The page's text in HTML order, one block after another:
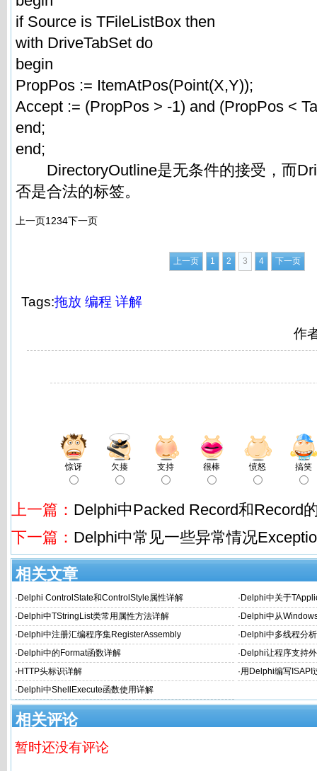
if Source is TFileListBox then
with DriveTabSet do
begin
PropPos := ItemAtPos(Point(X,Y));
Accept := (PropPos > -1) and (PropPos <
end;
end;
DirectoryOutline是无条件的接受，而
否是合法的标签。
上一页1 234下一页
上一页 1 2 3 4 下一页
Tags:拖放 编程 详解
作
惊讶 欠揍 支持 很棒 愤怒 搞笑
上一篇： Delphi中Packed Record和Record
下一篇： Delphi中常见一些异常情况
相关文章
· Delphi ControlState和ControlStyle属性详解 · Delphi中关于
· Delphi中TStringList类常用属性方法详解 · Delphi中从
件上
· Delphi中注册汇编程序集RegisterAssembly · Delphi中多线程分
· Delphi中的Format函数详解 · Delphi让程序支持
· HTTP头标识详解 ·用Delphi编写ISAPI
· Delphi中ShellExecute函数使用详解
相关评论
暂时还没有评论